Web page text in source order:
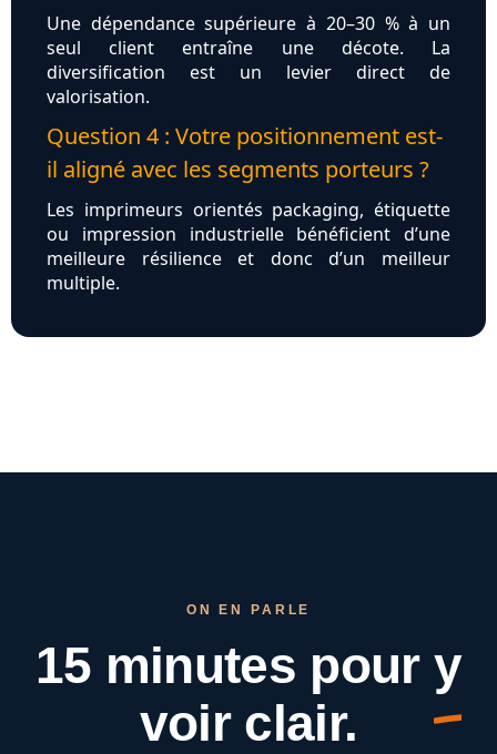
Une dépendance supérieure à 20–30 % à un
seul client entraîne une décote. La
diversification est un levier direct de
valorisation.
Question 4 : Votre positionnement est-
il aligné avec les segments porteurs ?
Les imprimeurs orientés packaging, étiquette
ou impression industrielle bénéficient d’une
meilleure résilience et donc d’un meilleur
multiple.
ON EN PARLE
15 minutes pour y
voir clair.